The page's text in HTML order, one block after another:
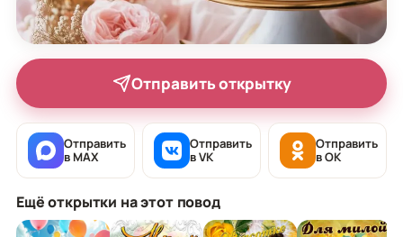
Отправить открытку
Отправить
в MAX
Отправить
в VK
Отправить
в OK
Ещё открытки на этот повод